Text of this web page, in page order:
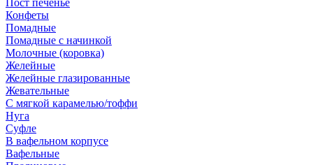
Пост печенье
Конфеты
Помадные
Помадные с начинкой
Молочные (коровка)
Желейные
Желейные глазированные
Жевательные
С мягкой карамелью/тоффи
Нуга
Суфле
В вафельном корпусе
Вафельные